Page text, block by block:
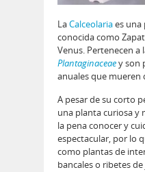
LaCalceolariaes
conocida como
Venus. Pertenecen a
Plantaginaceaey son
anuales que mueren
A pesar de su corto
una planta curiosa y
la pena conocer y
espectacular, por lo
como plantas de
bancales o ribetes